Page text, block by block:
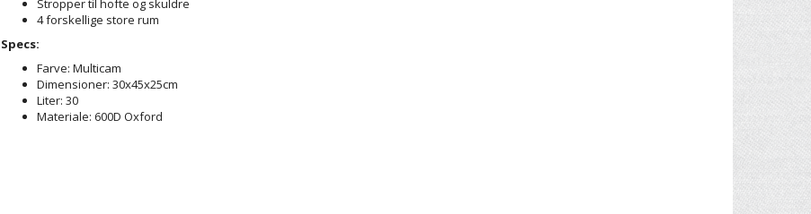
Stropper til hofte og skuldre
4 forskellige store rum
Specs:
Farve: Multicam
Dimensioner: 30x45x25cm
Liter: 30
Materiale: 600D Oxford